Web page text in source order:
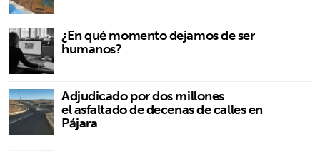
¿En qué momento dejamos de ser
humanos?
Adjudicado por dos millones
el asfaltado de decenas de calles en
Pájara